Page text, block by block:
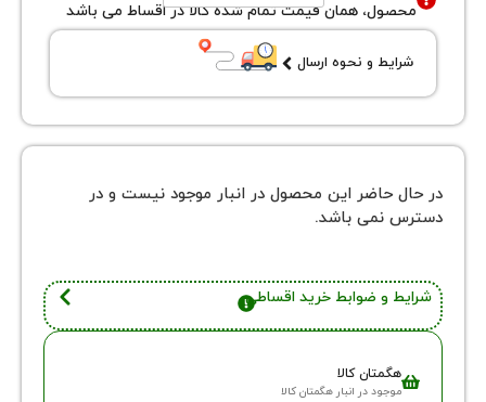
همان قیمت تمام شده کالا در اقساط می باشد
و نحوه ارسال
حاضر این محصول در انبار موجود نیست و در
نمی باشد.
و ضوابط خرید اقساطی
در انبار هگمتان کالا